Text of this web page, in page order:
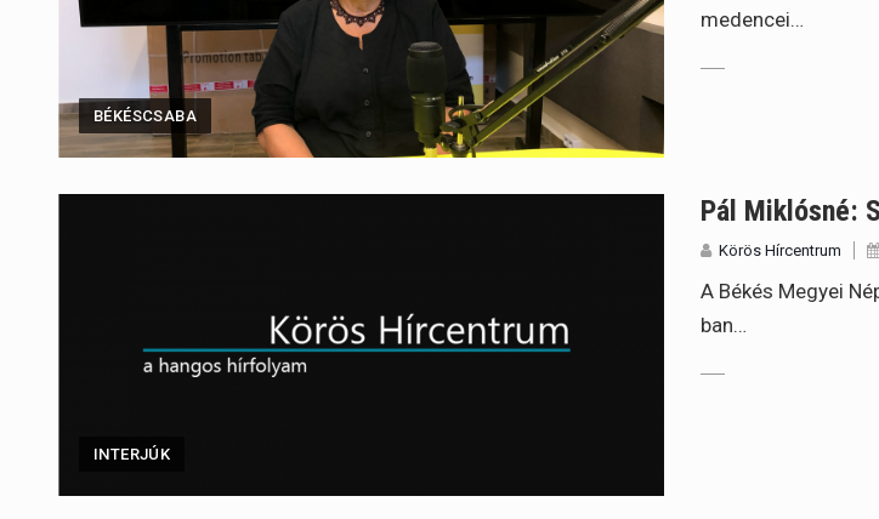
BÉKÉSCSABA
medencei…
INTERJÚK
Pál Miklósné:
Körös Hírcentrum
A Békés Megyei
ban…